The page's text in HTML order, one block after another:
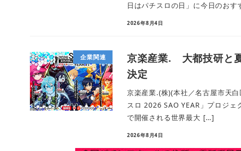
日はパチスロの日」に今日のお
2026年8月4日
企業関連
京楽産業. 大都技研と
決定
京楽産業.(株)(本社／名古屋市天
スロ 2026 SAO YEAR」プロジ
で開催される世界最大 […]
2026年8月4日